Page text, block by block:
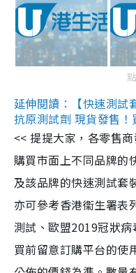
延伸閱讀：【快速測試
抗原測試劑 現貨發售
<< 提提大家，各零售
購買市面上不同品牌的
及該品牌的快速測試套
亦可參考香港衞生署表
測試、歐盟2019冠狀
買前留意訂購平台的使